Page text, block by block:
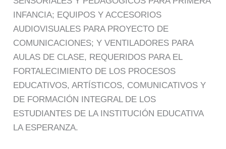
INFANCIA; EQUIPOS Y ACCESORIOS
AUDIOVISUALES PARA PROYECTO DE
COMUNICACIONES; Y VENTILADORES PARA
AULAS DE CLASE, REQUERIDOS PARA EL
FORTALECIMIENTO DE LOS PROCESOS
EDUCATIVOS, ARTÍSTICOS, COMUNICATIVOS Y
DE FORMACIÓN INTEGRAL DE LOS
ESTUDIANTES DE LA INSTITUCIÓN EDUCATIVA
LA ESPERANZA.